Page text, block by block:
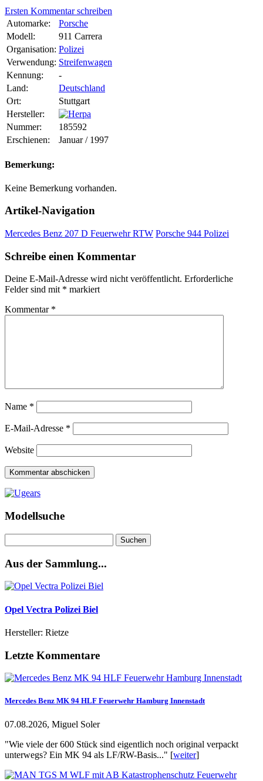
Ersten Kommentar schreiben
Automarke:
Porsche
Modell:
911 Carrera
Organisation: Polizei
Verwendung: Streifenwagen
Kennung:
-
Land:
Deutschland
Ort:
Stuttgart
Hersteller:
Nummer:
185592
Erschienen:
Januar / 1997
Bemerkung:
Keine Bemerkung vorhanden.
Artikel-Navigation
Mercedes Benz 207 D Feuerwehr RTW Porsche 944 Polizei
Schreibe einen Kommentar
Deine E-Mail-Adresse wird nicht veröffentlicht. Erforderliche
Felder sind mit * markiert
Kommentar *
Name *
E-Mail-Adresse *
Website
Modellsuche
nach:
Aus der Sammlung...
Opel Vectra Polizei Biel
Hersteller: Rietze
Letzte Kommentare
Mercedes Benz MK 94 HLF Feuerwehr Hamburg Innenstadt
07.08.2026, Miguel Soler
"Wie viele der 600 Stück sind eigentlich noch original verpackt
unterwegs? Ein MK 94 als LF/RW-Basis..." [weiter]